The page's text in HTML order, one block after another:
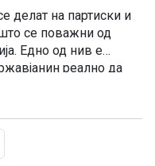
делат на партиски и
се поважни од
Едно од нив е
реално да
на својата
повеќе […]